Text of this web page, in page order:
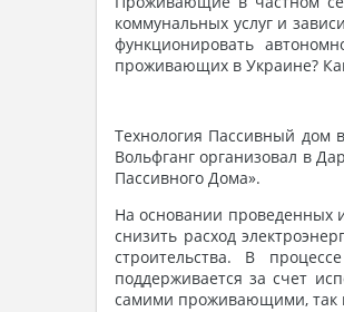
коммунальных услуг и
функционировать
проживающих в Украине?
Технология Пассивный дом
Вольфганг организовал в
Пассивного Дома».
На основании проведенных
снизить расход
строительства. В
поддерживается за счет
самими проживающими, так